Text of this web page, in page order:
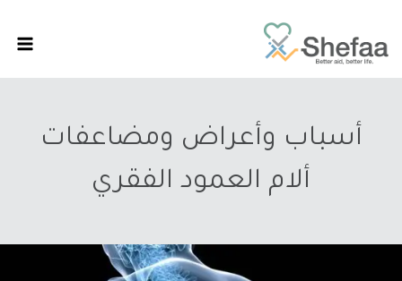
أسباب وأعراض ومضاعفات
ألام العمود الفقري